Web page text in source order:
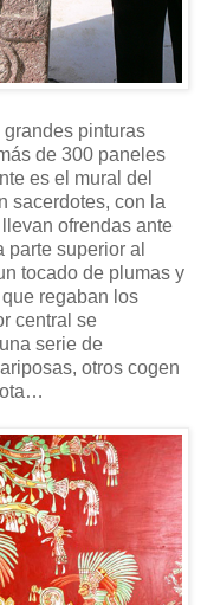
pinturas
de 300 paneles
es el mural del
sacerdotes, con la
ofrendas ante
superior al
tocado de plumas y
regaban los
central se
serie de
otros cogen